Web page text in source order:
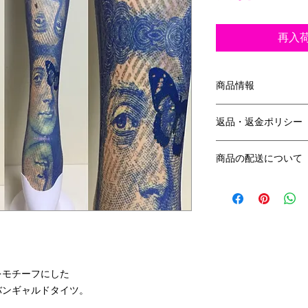
チーフにした
ギャルドタイツ。
再入
商品情報
素 材：ポリエステル
厚み：80デニール
返品・返金ポリシー
だけなかった場合の
頼を獲得し、安心し
商品の配送について
・1点：スマートレ